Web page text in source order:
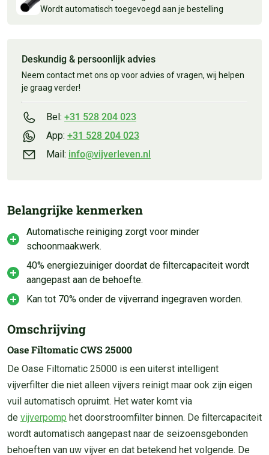
Wordt automatisch toegevoegd aan je bestelling
Deskundig & persoonlijk advies
Neem contact met ons op voor advies of vragen, wij helpen
je graag verder!
Bel: +31 528 204 023
App: +31 528 204 023
Mail: info@vijverleven.nl
Belangrijke kenmerken
Automatische reiniging zorgt voor minder
schoonmaakwerk.
40% energiezuiniger doordat de filtercapaciteit wordt
aangepast aan de behoefte.
Kan tot 70% onder de vijverrand ingegraven worden.
Omschrijving
Oase Filtomatic CWS 25000
De Oase Filtomatic 25000 is een uiterst intelligent
vijverfilter die niet alleen vijvers reinigt maar ook zijn eigen
vuil automatisch opruimt. Het water komt via
de vijverpomp het doorstroomfilter binnen. De filtercapaciteit
wordt automatisch aangepast naar de seizoensgebonden
behoeften van uw vijver en dat betekend het volgende. De